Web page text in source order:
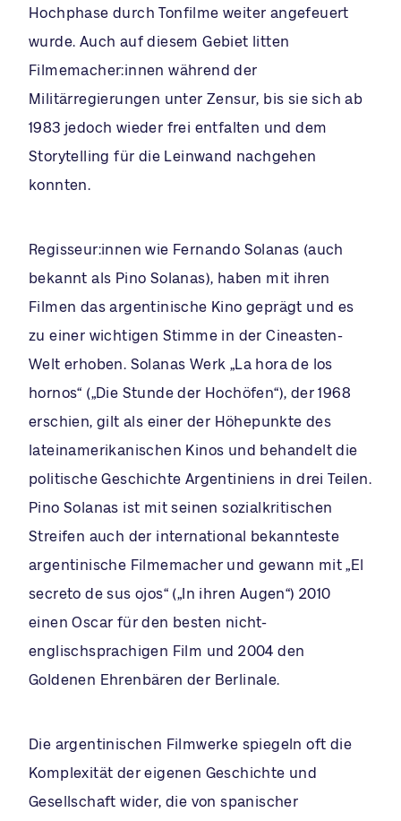
Hochphase durch Tonfilme weiter angefeuert
wurde. Auch auf diesem Gebiet litten
Filmemacher:innen während der
Militärregierungen unter Zensur, bis sie sich ab
1983 jedoch wieder frei entfalten und dem
Storytelling für die Leinwand nachgehen
konnten.
Regisseur:innen wie Fernando Solanas (auch
bekannt als Pino Solanas), haben mit ihren
Filmen das argentinische Kino geprägt und es
zu einer wichtigen Stimme in der Cineasten-
Welt erhoben. Solanas Werk „La hora de los
hornos“ („Die Stunde der Hochöfen“), der 1968
erschien, gilt als einer der Höhepunkte des
lateinamerikanischen Kinos und behandelt die
politische Geschichte Argentiniens in drei Teilen.
Pino Solanas ist mit seinen sozialkritischen
Streifen auch der international bekannteste
argentinische Filmemacher und gewann mit „El
secreto de sus ojos“ („In ihren Augen“) 2010
einen Oscar für den besten nicht-
englischsprachigen Film und 2004 den
Goldenen Ehrenbären der Berlinale.
Die argentinischen Filmwerke spiegeln oft die
Komplexität der eigenen Geschichte und
Gesellschaft wider, die von spanischer